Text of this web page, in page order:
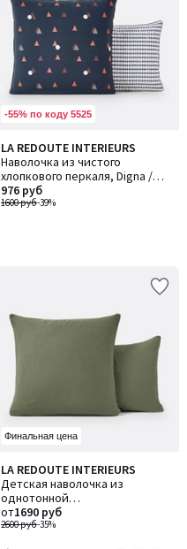
-55% по коду 5525
LA REDOUTE INTERIEURS
Наволочка из чистого
хлопкового перкаля, Digna /
Дигна
1600 руб-39%
976 руб
Финальная цена
LA REDOUTE INTERIEURS
Детская наволочка из
однотонной
хлопчатобумажной газовой
ткани, Kumla / Кумла
2600 руб-35%
от1690 руб
2,6
/ 5
Количество
цветов:
6